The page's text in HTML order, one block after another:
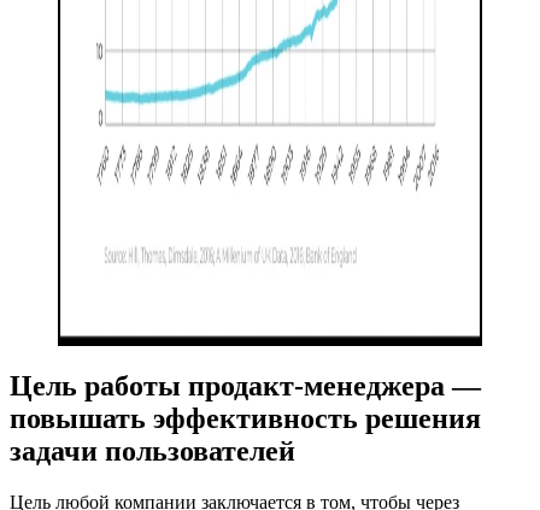
Цель работы продакт-менеджера —
повышать эффективность решения
задачи пользователей
Цель любой компании заключается в том, чтобы через